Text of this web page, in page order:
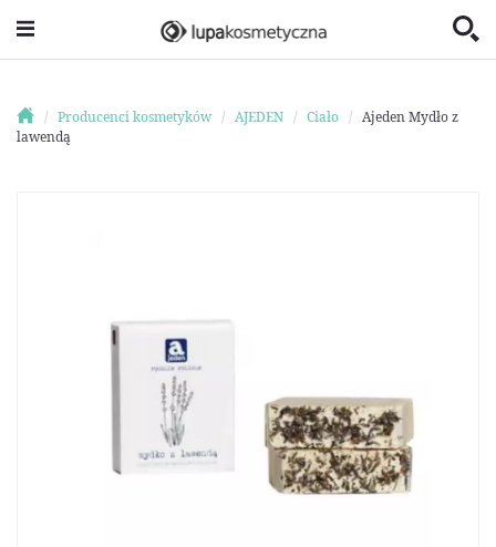
Producenci kosmetyków AJEDEN Ciało
Ajeden Mydło z
lawendą